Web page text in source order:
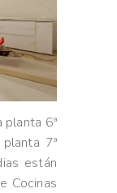
planta 6ª
7ª
están
Cocinas